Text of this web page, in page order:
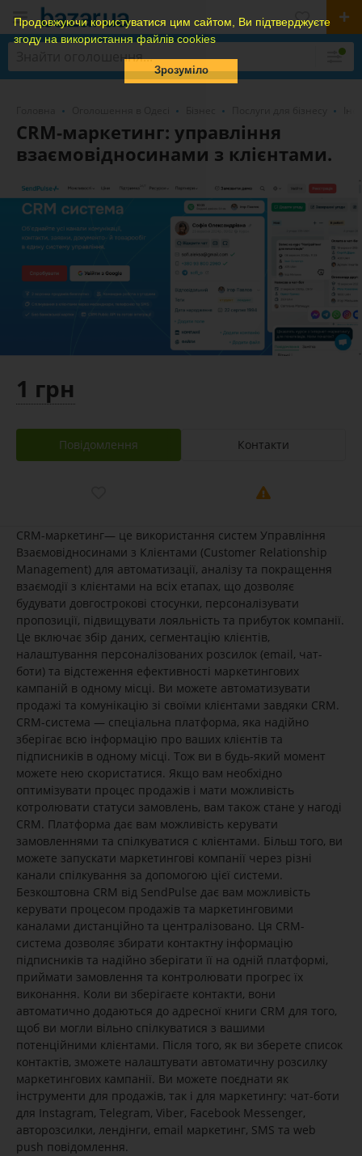
Продовжуючи користуватися цим сайтом, Ви підтверджуєте
згоду на використання файлів cookies
Зрозуміло
CRM-маркетинг: управління
взаємовідносинами з клієнтами.
1 грн
Повідомлення Контакти
CRM-маркетинг— це використання систем Управління
Взаємовідносинами з Клієнтами (Customer Relationship
Management) для автоматизації, аналізу та покращення
взаємодії з клієнтами на всіх етапах, що дозволяє
будувати довгострокові стосунки, персоналізувати
пропозиції, підвищувати лояльність та прибуток компанії.
Це включає збір даних, сегментацію клієнтів,
налаштування персоналізованих розсилок (email, чат-
боти) та відстеження ефективності маркетингових
кампаній в одному місці. Ви можете автоматизувати
продажі та комунікацію зі своїми клієнтами завдяки CRM.
CRM-система — спеціальна платформа, яка надійно
зберігає всю інформацію про ваших клієнтів та
підписників в одному місці. Тож ви в будь-який момент
можете нею скористатися. Якщо вам необхідно
оптимізувати процес продажів і мати можливість
котролювати статуси замовлень, вам також стане у нагоді
CRM. Платформа дає вам можливість керувати
замовленнями та спілкуватися с клієнтами. Більш того, ви
можете запускати маркетингові компанії через різні
канали спілкування за допомогою цієї системи.
Безкоштовна CRM від SendPulse дає вам можливість
керувати процесом продажів та маркетинговими
каналами дистанційно та централізовано. Ця CRM-
система дозволяє збирати контактну інформацію
підписників та надійно зберігати її на одній платформі,
приймати замовлення та контролювати прогрес їх
виконання. Коли ви зберігаєте контакти, вони
автоматично додаються до адресної книги CRM для того,
щоб ви могли вільно спілкуватися з вашими
потенційними клієнтами. Після того, як ви зберете список
контактів, зможете налаштувати автоматичну розсилку
маркетингових кампанії. Ви можете поєднати як
інструменти для продажів, так і для маркетингу: чат-боти
для Instagram, Telegram, Viber, Facebook Messenger,
авторозсилки, лендінги, email маркетинг, SMS та web
push повідомлення.